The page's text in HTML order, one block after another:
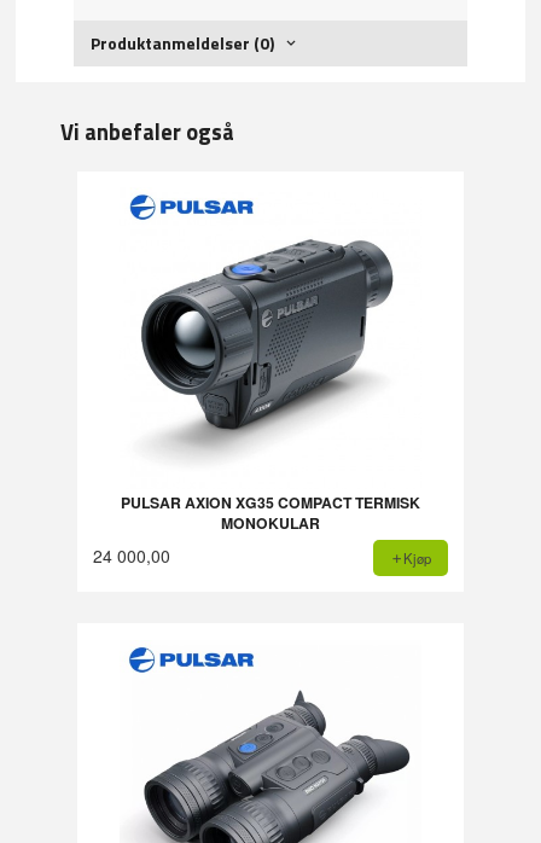
Produktanmeldelser (0)
Vi anbefaler også
PULSAR AXION XG35 COMPACT TERMISK
MONOKULAR
24 000,00 Kjøp